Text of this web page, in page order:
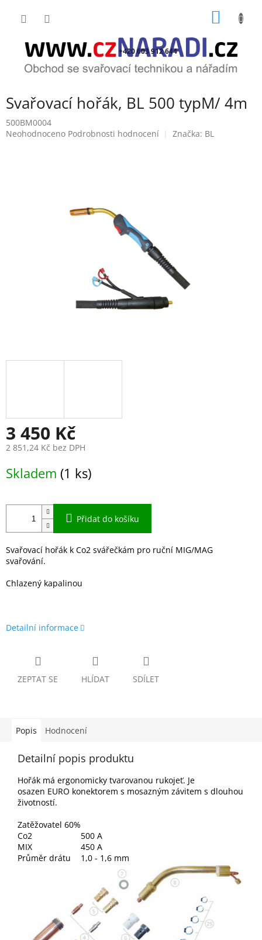
+420 603 912 644
Svařovací hořák, BL 500 typM/ 4m
500BM0004
Průměrné
Neohodnoceno Podrobnosti hodnocení Značka: BL
3 450 Kč
2 851,24 Kč bez DPH
cena:
Skladem (1 ks)
Přidat do košíku
Svařovací hořák k Co2 svářečkám pro ruční MIG/MAG
svařování.
Chlazený kapalinou
Detailní informace
ZEPTAT SE HLÍDAT SDÍLET
Popis Hodnocení
Detailní popis produktu
Hořák má ergonomicky tvarovanou rukojeť. Je
osazen EURO konektorem s mosazným závitem s dlouhou
životností.
Zatěžovatel 60%
Co2
500 A
MIX
450 A
Průměr drátu
1,0 - 1,6 mm